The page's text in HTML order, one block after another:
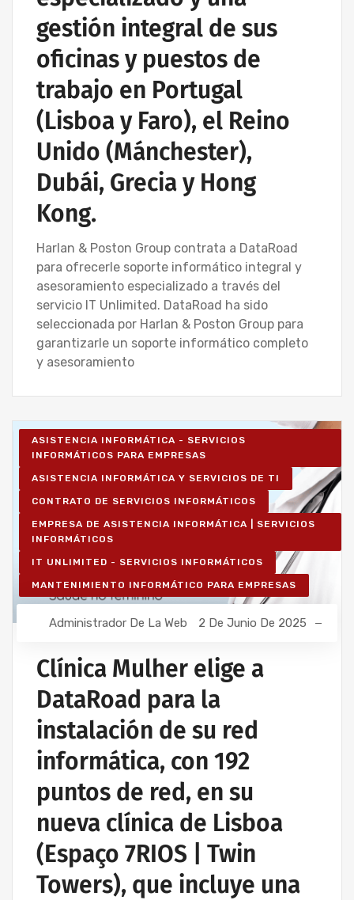
gestión integral de sus
oficinas y puestos de
trabajo en Portugal
(Lisboa y Faro), el Reino
Unido (Mánchester),
Dubái, Grecia y Hong
Kong.
Harlan & Poston Group contrata a DataRoad
para ofrecerle soporte informático integral y
asesoramiento especializado a través del
servicio IT Unlimited. DataRoad ha sido
seleccionada por Harlan & Poston Group para
garantizarle un soporte informático completo
y asesoramiento
ASISTENCIA INFORMÁTICA - SERVICIOS
INFORMÁTICOS PARA EMPRESAS
ASISTENCIA INFORMÁTICA Y SERVICIOS DE TI
CONTRATO DE SERVICIOS INFORMÁTICOS
EMPRESA DE ASISTENCIA INFORMÁTICA | SERVICIOS
INFORMÁTICOS
IT UNLIMITED - SERVICIOS INFORMÁTICOS
MANTENIMIENTO INFORMÁTICO PARA EMPRESAS
Administrador De La Web 2 De Junio De 2025
Clínica Mulher elige a
DataRoad para la
instalación de su red
informática, con 192
puntos de red, en su
nueva clínica de Lisboa
(Espaço 7RIOS | Twin
Towers), que incluye una